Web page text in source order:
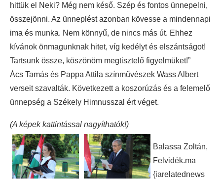
hittük el Neki? Még nem késő. Szép és fontos ünnepelni,
összejönni. Az ünneplést azonban kövesse a mindennapi
ima és munka. Nem könnyű, de nincs más út. Ehhez
kívánok önmagunknak hitet, víg kedélyt és elszántságot!
Tartsunk össze, köszönöm megtisztelő figyelmüket!”
Ács Tamás és Pappa Attila színművészek Wass Albert
verseit szavalták. Következett a koszorúzás és a felemelő
ünnepség a Székely Himnusszal ért véget.
(A képek kattintással nagyíthatók!)
Balassa Zoltán,
Felvidék.ma
{iarelatednews